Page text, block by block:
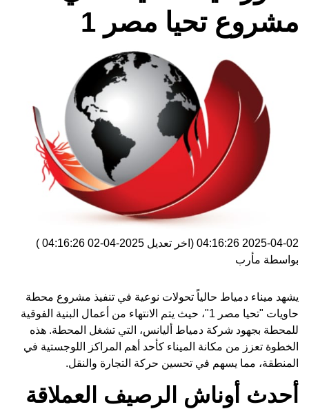
مشروع تحيا مصر 1
2025-04-02 04:16:26 (اخر تعديل 2025-04-02 04:16:26
)
بواسطة مأرب
يشهد ميناء دمياط حالياً تحولات نوعية في تنفيذ مشروع محطة
حاويات "تحيا مصر 1"، حيث يتم الانتهاء من أعمال البنية الفوقية
للمحطة بجهود شركة دمياط أليانس، التي تشغل المحطة. هذه
الخطوة تعزز من مكانة الميناء كأحد أهم المراكز اللوجستية في
المنطقة، مما يسهم في تحسين حركة التجارة والنقل.
أحدث أوناش الرصيف العملاقة